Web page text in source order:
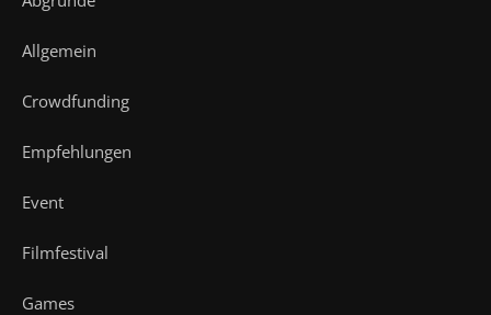
Allgemein
Crowdfunding
Empfehlungen
Event
Filmfestival
Games